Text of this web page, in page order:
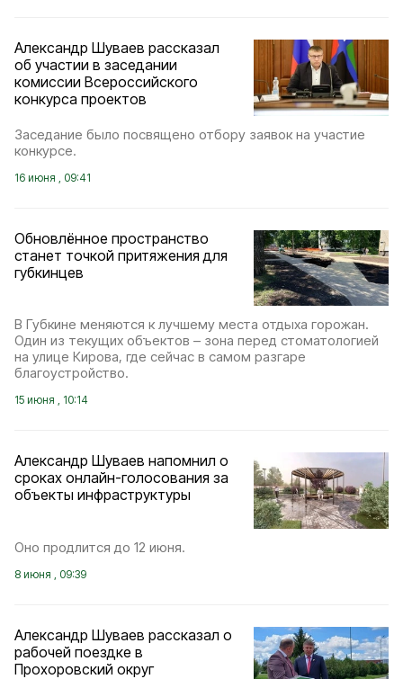
Александр Шуваев рассказал
об участии в заседании
комиссии Всероссийского
конкурса проектов
Заседание было посвящено отбору заявок на участие
конкурсе.
16 июня , 09:41
Обновлённое пространство
станет точкой притяжения для
губкинцев
В Губкине меняются к лучшему места отдыха горожан.
Один из текущих объектов – зона перед стоматологией
на улице Кирова, где сейчас в самом разгаре
благоустройство.
15 июня , 10:14
Александр Шуваев напомнил о
сроках онлайн-голосования за
объекты инфраструктуры
Оно продлится до 12 июня.
8 июня , 09:39
Александр Шуваев рассказал о
рабочей поездке в
Прохоровский округ